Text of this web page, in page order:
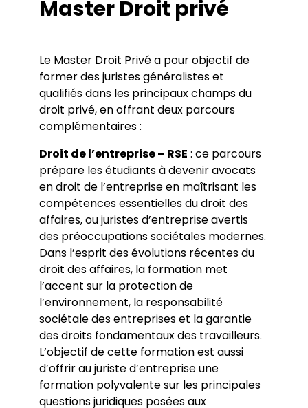
Programme européen ERASMUS
Les élus étudiants du conseil d’UFR
Les associations étudiantes et le BDE
Vie universitaire
Sport
Actualités
Master Droit privé
Le Master Droit Privé a pour objectif de
former des juristes généralistes et
qualifiés dans les principaux champs du
droit privé, en offrant deux parcours
complémentaires :
Droit de l’entreprise – RSE : ce parcours
prépare les étudiants à devenir avocats
en droit de l’entreprise en maîtrisant les
compétences essentielles du droit des
affaires, ou juristes d’entreprise avertis
des préoccupations sociétales modernes.
Dans l’esprit des évolutions récentes du
droit des affaires, la formation met
l’accent sur la protection de
l’environnement, la responsabilité
sociétale des entreprises et la garantie
des droits fondamentaux des travailleurs.
L’objectif de cette formation est aussi
d’offrir au juriste d’entreprise une
formation polyvalente sur les principales
questions juridiques posées aux